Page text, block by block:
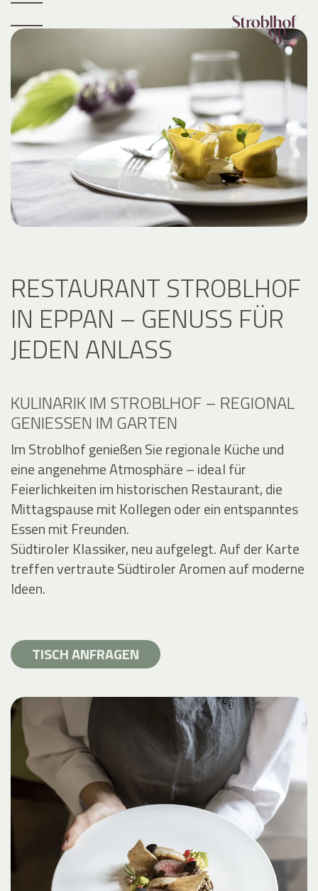
RESTAURANT STROBLHOF
IN EPPAN – GENUSS FÜR
JEDEN ANLASS
KULINARIK IM STROBLHOF – REGIONAL
GENIESSEN IM GARTEN
Im Stroblhof genießen Sie regionale Küche und
eine angenehme Atmosphäre – ideal für
Feierlichkeiten im historischen Restaurant, die
Mittagspause mit Kollegen oder ein entspanntes
Essen mit Freunden.
Südtiroler Klassiker, neu aufgelegt. Auf der Karte
treffen vertraute Südtiroler Aromen auf moderne
Ideen.
TISCH ANFRAGEN